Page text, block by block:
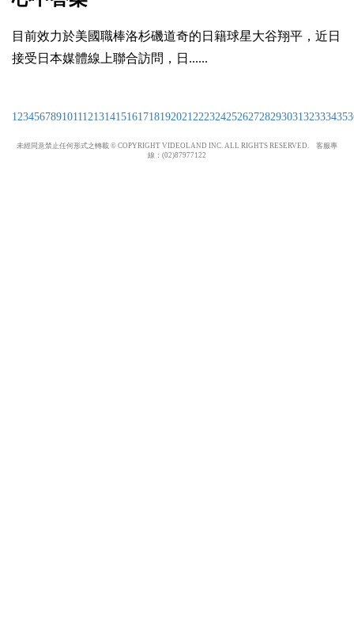
目前效力於美國職棒洛杉磯道奇的日籍球星大谷翔平，近日
接受日本媒體線上聯合訪問，日......
1234567891011121314151617181920212223242526272829303132333435
未經同意禁止任何形式之轉載 © COPYRIGHT VIDEOLAND INC. ALL RIGHTS RESERVED. 客服專
線：(02)87977122